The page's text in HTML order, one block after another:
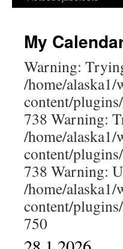
My
Warning:
/home/
content/
738 Warning:
/home/
content/
738 Warning:
/home/
content/
750